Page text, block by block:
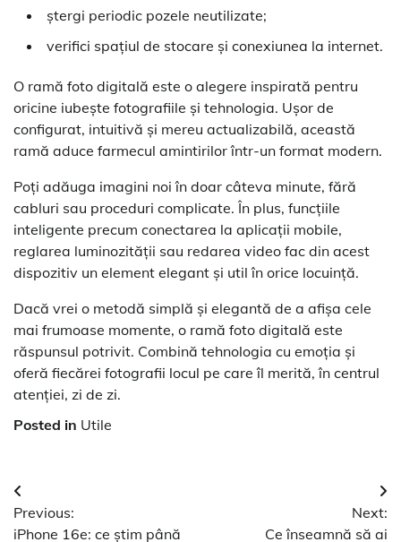
ștergi periodic pozele neutilizate;
verifici spațiul de stocare și conexiunea la internet.
O ramă foto digitală este o alegere inspirată pentru
oricine iubește fotografiile și tehnologia. Ușor de
configurat, intuitivă și mereu actualizabilă, această
ramă aduce farmecul amintirilor într-un format modern.
Poți adăuga imagini noi în doar câteva minute, fără
cabluri sau proceduri complicate. În plus, funcțiile
inteligente precum conectarea la aplicații mobile,
reglarea luminozității sau redarea video fac din acest
dispozitiv un element elegant și util în orice locuință.
Dacă vrei o metodă simplă și elegantă de a afișa cele
mai frumoase momente, o ramă foto digitală este
răspunsul potrivit. Combină tehnologia cu emoția și
oferă fiecărei fotografii locul pe care îl merită, în centrul
atenției, zi de zi.
Posted in Utile
Navigare
în
Previous:
iPhone 16e: ce știm până
Next:
Ce înseamnă să ai